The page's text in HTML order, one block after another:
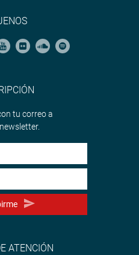
tu correo a
ATENCIÓN